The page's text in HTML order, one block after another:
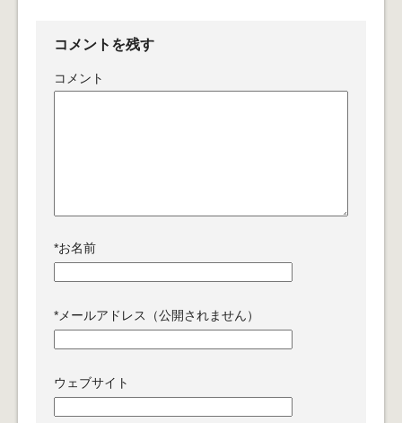
コメントを残す
コメント
*お名前
* メールアドレス（公開されません）
ウェブサイト